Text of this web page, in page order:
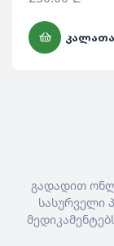
გადადით
სასურველი